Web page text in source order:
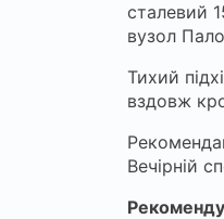
сталевий
вузол
Тихий
вздовж
Вечірній